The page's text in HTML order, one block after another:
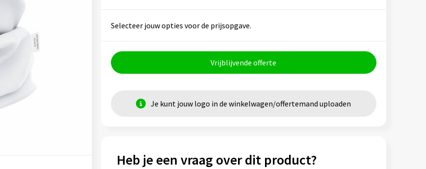
Selecteer jouw opties voor de prijsopgave.
Vrijblijvende offerte
Je kunt jouw logo in de winkelwagen/offertemand uploaden
Heb je een vraag over dit product?